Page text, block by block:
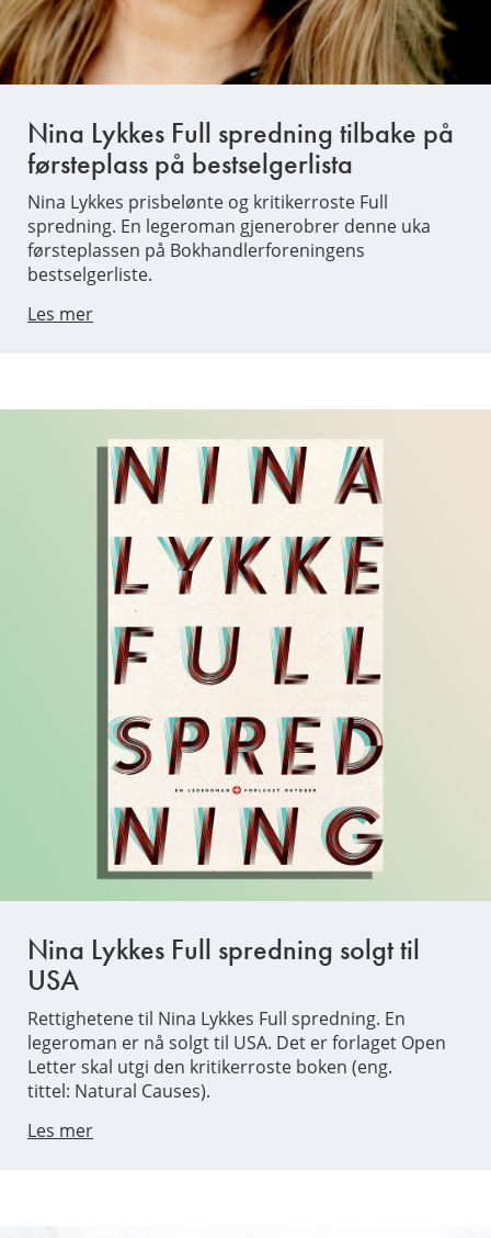
Nina Lykkes Full spredning tilbake på
førsteplass på bestselgerlista
Nina Lykkes prisbelønte og kritikerroste Full
spredning. En legeroman gjenerobrer denne uka
førsteplassen på Bokhandlerforeningens
bestselgerliste.
Les mer
Nina Lykkes Full spredning solgt til
USA
Rettighetene til Nina Lykkes Full spredning. En
legeroman er nå solgt til USA. Det er forlaget Open
Letter skal utgi den kritikerroste boken (eng.
tittel: Natural Causes).
Les mer